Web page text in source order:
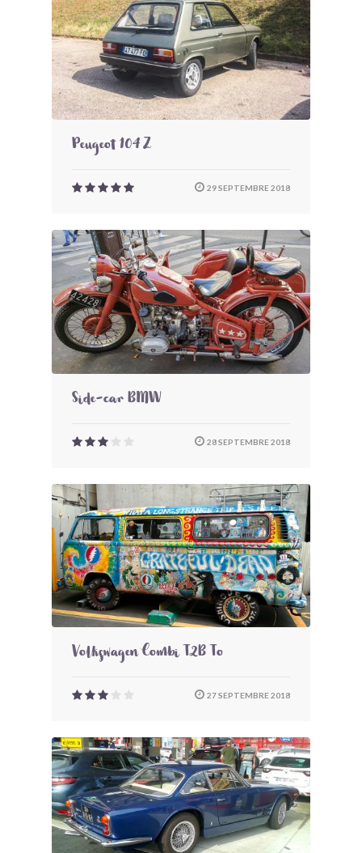
Peugeot 104 Z
29 SEPTEMBRE 2018
Side-car BMW
28 SEPTEMBRE 2018
Volkswagen Combi T2B To
27 SEPTEMBRE 2018